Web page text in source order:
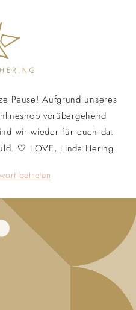
Pause! Aufgrund unseres
vorübergehend
wir wieder für euch da.
🤍 LOVE, Linda Hering
betreten